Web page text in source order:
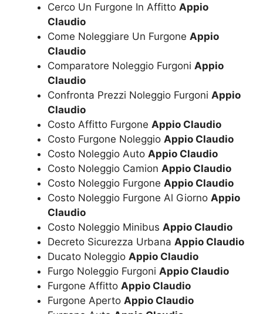
Cerco Un Furgone In Affitto Appio
Claudio
Come Noleggiare Un Furgone Appio
Claudio
Comparatore Noleggio Furgoni Appio
Claudio
Confronta Prezzi Noleggio Furgoni Appio
Claudio
Costo Affitto Furgone Appio Claudio
Costo Furgone Noleggio Appio Claudio
Costo Noleggio Auto Appio Claudio
Costo Noleggio Camion Appio Claudio
Costo Noleggio Furgone Appio Claudio
Costo Noleggio Furgone Al Giorno Appio
Claudio
Costo Noleggio Minibus Appio Claudio
Decreto Sicurezza Urbana Appio Claudio
Ducato Noleggio Appio Claudio
Furgo Noleggio Furgoni Appio Claudio
Furgone Affitto Appio Claudio
Furgone Aperto Appio Claudio